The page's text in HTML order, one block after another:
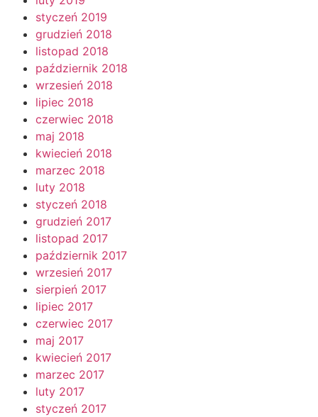
styczeń 2019
grudzień 2018
listopad 2018
październik 2018
wrzesień 2018
lipiec 2018
czerwiec 2018
maj 2018
kwiecień 2018
marzec 2018
luty 2018
styczeń 2018
grudzień 2017
listopad 2017
październik 2017
wrzesień 2017
sierpień 2017
lipiec 2017
czerwiec 2017
maj 2017
kwiecień 2017
marzec 2017
luty 2017
styczeń 2017